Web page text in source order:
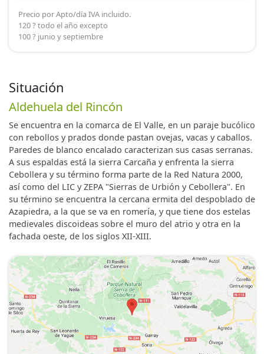
Situación
Aldehuela del Rincón
Se encuentra en la comarca de El Valle, en un paraje bucólico
con rebollos y prados donde pastan ovejas, vacas y caballos.
Paredes de blanco encalado caracterizan sus casas serranas.
A sus espaldas está la sierra Carcaña y enfrenta la sierra
Cebollera y su término forma parte de la Red Natura 2000,
así como del LIC y ZEPA "Sierras de Urbión y Cebollera". En
su término se encuentra la cercana ermita del despoblado de
Azapiedra, a la que se va en romería, y que tiene dos estelas
medievales discoideas sobre el muro del atrio y otra en la
fachada oeste, de los siglos XII-XIII.
Precio por Apto/día IVA incluido.
120 ? todo el año excepto
100 ? junio y septiembre